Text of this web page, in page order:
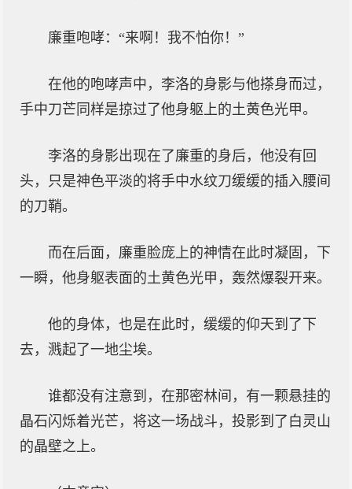
廉重咆哮：“来啊！我不怕你！”
在他的咆哮声中，李洛的身影与他搽身而过，
手中刀芒同样是掠过了他身躯上的土黄色光甲。
李洛的身影出现在了廉重的身后，他没有回
头，只是神色平淡的将手中水纹刀缓缓的插入腰间
的刀鞘。
而在后面，廉重脸庞上的神情在此时凝固，下
一瞬，他身躯表面的土黄色光甲，轰然爆裂开来。
他的身体，也是在此时，缓缓的仰天到了下
去，溅起了一地尘埃。
谁都没有注意到，在那密林间，有一颗悬挂的
晶石闪烁着光芒，将这一场战斗，投影到了白灵山
的晶壁之上。